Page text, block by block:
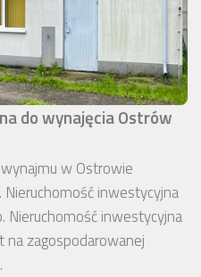
do wynajęcia Ostrów
w Ostrowie
inwestycyjna
Nieruchomość inwestycyjna
zagospodarowanej